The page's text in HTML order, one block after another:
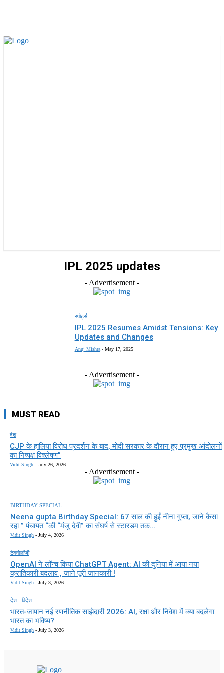
IPL 2025 updates
- Advertisement -
स्पोर्ट्स
IPL 2025 Resumes Amidst Tensions: Key
Updates and Changes
Anuj Mishra - May 17, 2025
- Advertisement -
MUST READ
देश
CJP के हालिया विरोध प्रदर्शन के बाद, मोदी सरकार के दौरान हुए प्रमुख आंदोलनों
का निष्पक्ष विश्लेषण”
Vidit Singh - July 26, 2026
- Advertisement -
BIRTHDAY SPECIAL
Neena gupta Birthday Special: 67 साल की हुईं नीना गुप्ता, जाने कैसा
रहा ” पंचायत “की “मंजु देवी” का संघर्ष से स्टारडम तक...
Vidit Singh - July 4, 2026
टेक्नोलॉजी
OpenAI ने लॉन्च किया ChatGPT Agent: AI की दुनिया में आया नया
क्रांतिकारी बदलाव , जाने पूरी जानकारी !
Vidit Singh - July 3, 2026
देश - विदेश
भारत-जापान नई रणनीतिक साझेदारी 2026: AI, रक्षा और निवेश में क्या बदलेगा
भारत का भविष्य?
Vidit Singh - July 3, 2026